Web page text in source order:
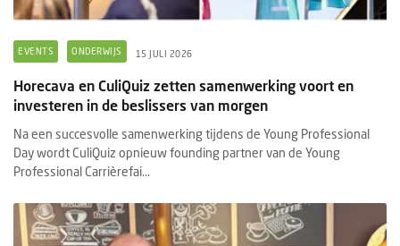
EVENTS ONDERWIJS 15 JULI 2026
Horecava en CuliQuiz zetten samenwerking voort en
investeren in de beslissers van morgen
Na een succesvolle samenwerking tijdens de Young Professional
Day wordt CuliQuiz opnieuw founding partner van de Young
Professional Carrièrefai...